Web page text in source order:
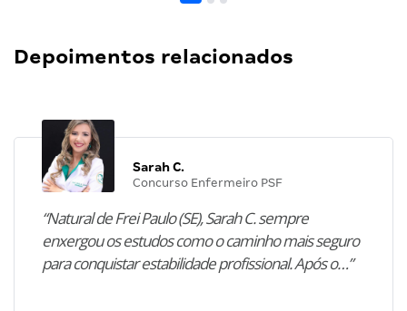
Depoimentos relacionados
Sarah C.
Concurso Enfermeiro PSF
“Natural de Frei Paulo (SE), Sarah C. sempre
enxergou os estudos como o caminho mais seguro
para conquistar estabilidade profissional. Após o…”